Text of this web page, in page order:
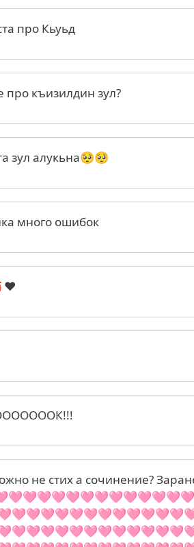
про Кьуьд
къизилдин зул?
зул алукьна🥺🥺
много ошибок
не стих а сочинение?